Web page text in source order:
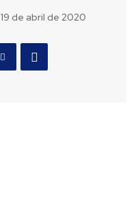
19 de abril de 2020